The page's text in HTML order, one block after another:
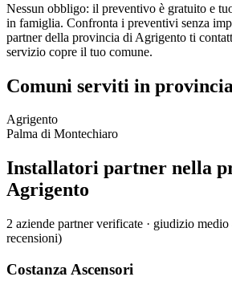
Nessun obbligo: il preventivo è gratuito e
in famiglia. Confronta i preventivi senza
partner della provincia di Agrigento ti
servizio copre il tuo comune.
Comuni serviti in
Agrigento
Palma di Montechiaro
Installatori partner nella
Agrigento
2 aziende partner verificate · giudizio
recensioni)
Costanza Ascensori